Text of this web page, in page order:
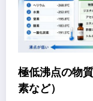
極低沸点の物
素など）